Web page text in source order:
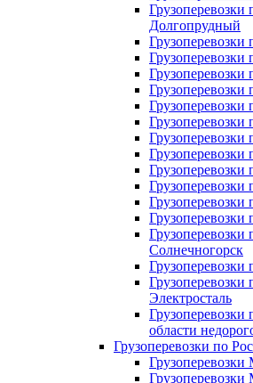
Грузоперевозки
Долгопрудный
Грузоперевозки
Грузоперевозки
Грузоперевозки
Грузоперевозки
Грузоперевозки
Грузоперевозки
Солнечногорск
Грузоперевозки
Электросталь
Грузоперевозки
области
Грузоперевозки по